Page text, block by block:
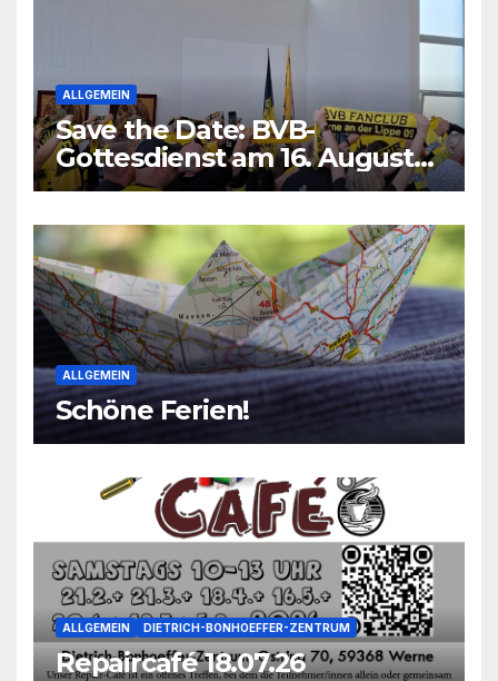
ALLGEMEIN
Save the Date: BVB-
Gottesdienst am 16. August
2026
ALLGEMEIN
Schöne Ferien!
ALLGEMEIN DIETRICH-BONHOEFFER-ZENTRUM
Repaircafé 18.07.26